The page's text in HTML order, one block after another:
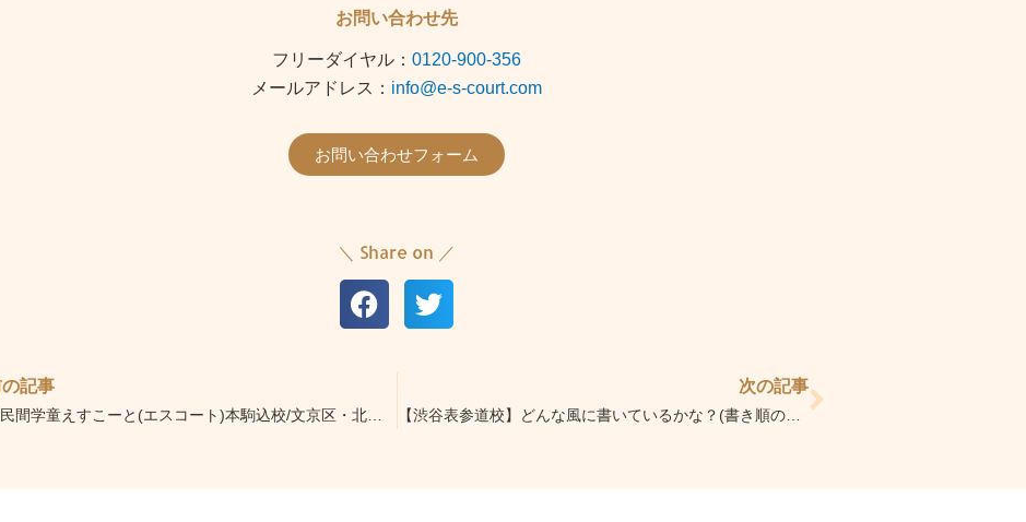
お問い合わせ先
フリーダイヤル： 0120-900-356
メールアドレス： info@e-s-court.com
お問い合わせフォーム
＼ Share on ／
記事 次の記事
【渋谷表参道校】どんな風に書いているかな？(書き順のお話)